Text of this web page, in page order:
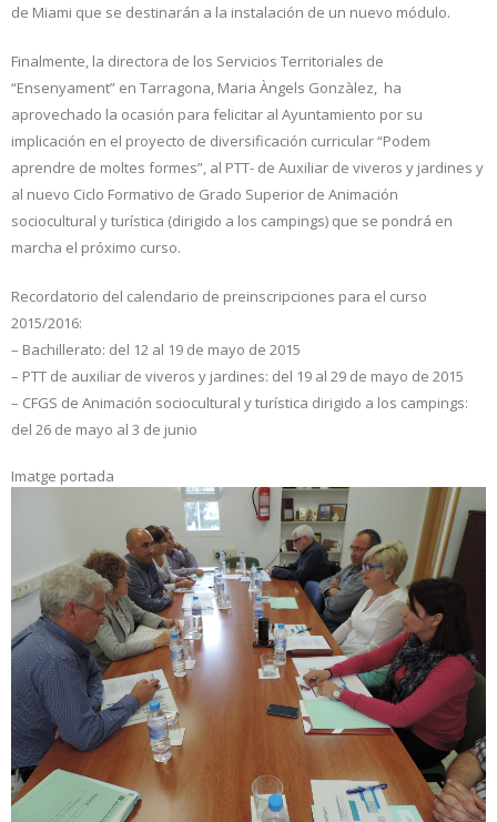
de Miami que se destinarán a la instalación de un nuevo módulo.
Finalmente, la directora de los Servicios Territoriales de
“Ensenyament” en Tarragona, Maria Àngels Gonzàlez, ha
aprovechado la ocasión para felicitar al Ayuntamiento por su
implicación en el proyecto de diversificación curricular “Podem
aprendre de moltes formes”, al PTT- de Auxiliar de viveros y jardines y
al nuevo Ciclo Formativo de Grado Superior de Animación
sociocultural y turística (dirigido a los campings) que se pondrá en
marcha el próximo curso.
Recordatorio del calendario de preinscripciones para el curso
2015/2016:
– Bachillerato: del 12 al 19 de mayo de 2015
– PTT de auxiliar de viveros y jardines: del 19 al 29 de mayo de 2015
– CFGS de Animación sociocultural y turística dirigido a los campings:
del 26 de mayo al 3 de junio
Imatge portada